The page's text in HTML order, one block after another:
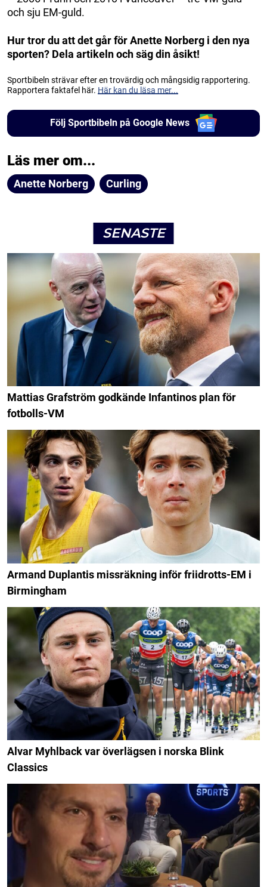
och sju EM-guld.
Hur tror du att det går för Anette Norberg i den nya
sporten? Dela artikeln och säg din åsikt!
Sportbibeln strävar efter en trovärdig och mångsidig rapportering.
Rapportera faktafel här. Här kan du läsa mer...
Följ Sportbibeln på Google News
Läs mer om...
Anette Norberg Curling
SENASTE
Mattias Grafström godkände Infantinos plan för
fotbolls-VM
Armand Duplantis missräkning inför friidrotts-EM i
Birmingham
Alvar Myhlback var överlägsen i norska Blink
Classics